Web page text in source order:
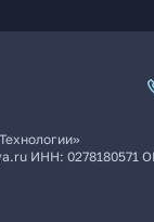
ИНН: 0278180571